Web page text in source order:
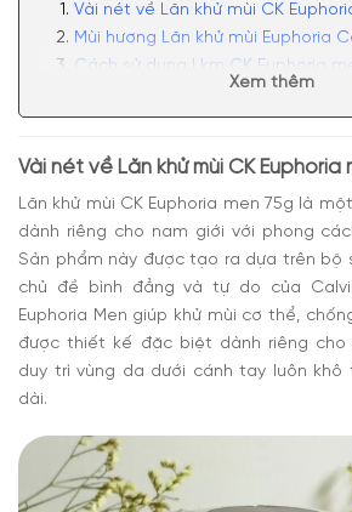
Vài nét về Lăn khử mùi CK
Mùi hương Lăn khử mùi Euphoria
Cách sử dụng Lkm CK Euphoria
75g
Xem thêm
Vài nét về Lăn khử mùi CK Euphoria
Lăn khử mùi CK Euphoria men 75g là
dành riêng cho nam giới với phong
Sản phẩm này được tạo ra dựa trên bộ
chủ đề bình đẳng và tự do của
Euphoria Men giúp khử mùi cơ thể,
được thiết kế đặc biệt dành riêng cho
duy trì vùng da dưới cánh tay luôn
dài.